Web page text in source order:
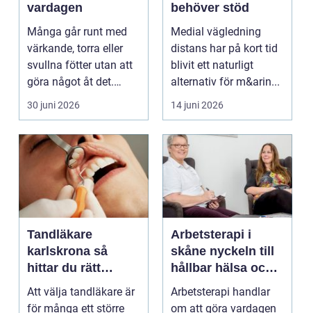
vardagen
Många går runt med
värkande, torra eller
svullna fötter utan att
göra något åt det.
Fötterna bär hel...
30 juni 2026
behöver stöd
Medial vägledning
distans har på kort tid
blivit ett naturligt
alternativ för m&arin...
14 juni 2026
Tandläkare
karlskrona så
hittar du rätt
tandvård nära dig
Att välja tandläkare är
för många ett större
Arbetsterapi i
skåne nyckeln till
hållbar hälsa och
arbete
Arbetsterapi handlar
om att göra vardagen